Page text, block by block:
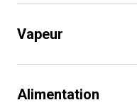
Vapeur
Alimentation